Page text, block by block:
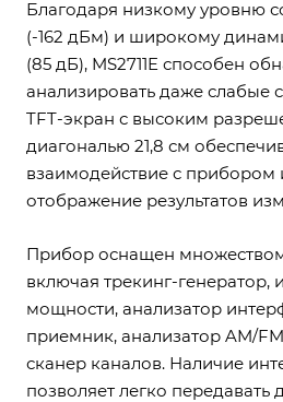
Благодаря низкому уровню
(-162 дБм) и широкому
(85 дБ), MS2711E способен
анализировать даже слабые
TFT-экран с высоким
диагональю 21,8 см
взаимодействие с прибором
отображение результатов
Прибор оснащен
включая трекинг-генератор,
мощности, анализатор
приемник, анализатор AM/
сканер каналов. Наличие
позволяет легко передавать